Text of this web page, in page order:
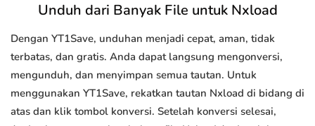
Unduh dari Banyak File untuk Nxload
Dengan YT1Save, unduhan menjadi cepat, aman, tidak
terbatas, dan gratis. Anda dapat langsung mengonversi,
mengunduh, dan menyimpan semua tautan. Untuk
menggunakan YT1Save, rekatkan tautan Nxload di bidang di
atas dan klik tombol konversi. Setelah konversi selesai,